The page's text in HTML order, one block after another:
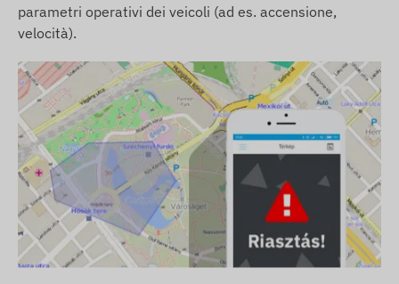
parametri operativi dei veicoli (ad es. accensione,
velocità).